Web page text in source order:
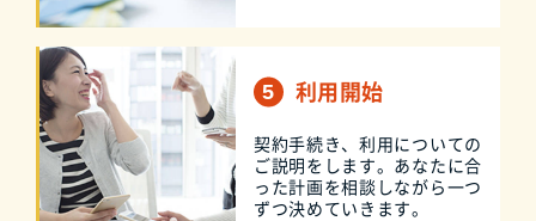
利用開始
契約手続き、利用についての
ご説明をします。あなたに合
った計画を相談しながら一つ
ずつ決めていきます。